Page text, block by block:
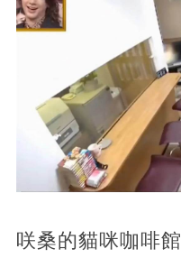
咲桑的貓咪咖啡館